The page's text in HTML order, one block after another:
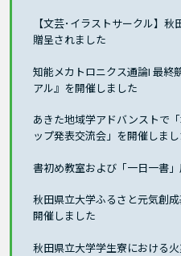
【文芸･イラストサークル】
贈呈されました
知能メカトロニクス通論I 最終
アル』を開催しました
あきた地域学アドバンストで
ップ発表交流会」を開催しま
書初め教室および「一日一書
秋田県立大学ふるさと元気創
開催しました
秋田県立大学学生寮における火